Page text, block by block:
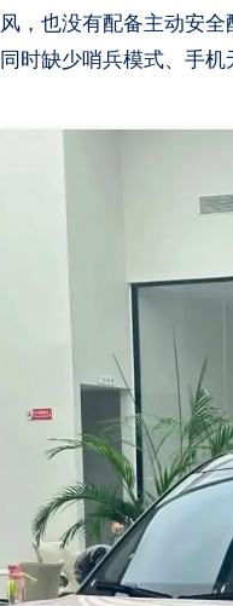
，也没有配备主动安
时缺少哨兵模式、手